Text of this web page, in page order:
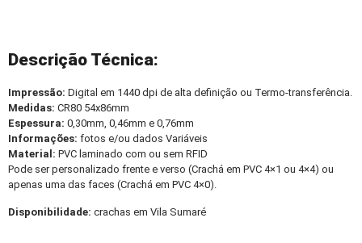
Descrição Técnica:
Impressão: Digital em 1440 dpi de alta definição ou Termo-transferência.
Medidas: CR80 54x86mm
Espessura: 0,30mm, 0,46mm e 0,76mm
Informações: fotos e/ou dados Variáveis
Material: PVC laminado com ou sem RFID
Pode ser personalizado frente e verso (Crachá em PVC 4×1 ou 4×4) ou
apenas uma das faces (Crachá em PVC 4×0).
Disponibilidade: crachas em Vila Sumaré